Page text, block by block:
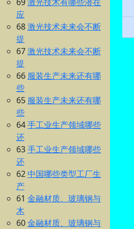
应
68激光技术未来会不断
提
67激光技术未来会不断
提
66 服装生产未来还有哪
些
65 服装生产未来还有哪
些
64手工业生产领域哪些
还
63手工业生产领域哪些
还
62 中国哪些类型工厂生
产
61 金融材质、玻璃钢与
木
60金融材质、玻璃钢与